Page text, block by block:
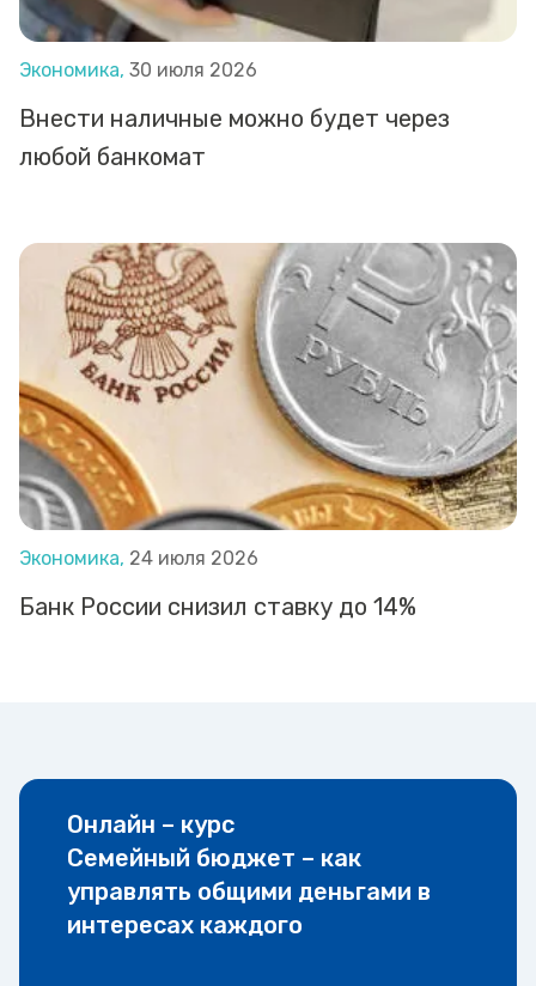
Экономика, 30 июля 2026
Внести наличные можно будет через
любой банкомат
Экономика, 24 июля 2026
Банк России снизил ставку до 14%
Онлайн – курс
Семейный бюджет – как
управлять общими деньгами в
интересах каждого